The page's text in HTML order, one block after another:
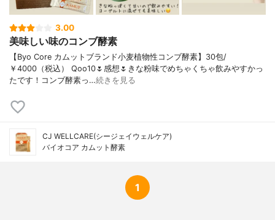
3.00
美味しい味のコンブ酵素
【Byo Core カムットブランド小麦植物性コンブ酵素】30包/
￥4000（税込） Qoo10🌷感想🌷きな粉味でめちゃくちゃ飲みやすかっ
たです！コンブ酵素っ…続きを見る
CJ WELLCARE(シージェイウェルケア)
バイオコア カムット酵素
1